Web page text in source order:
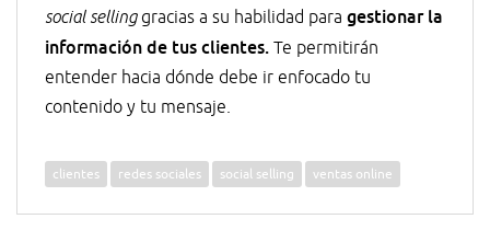
social sellinggracias a su habilidad para gestionar la
información de tus clientes. Te permitirán
entender hacia dónde debe ir enfocado tu
contenido y tu mensaje.
clientes redes sociales social selling ventas online